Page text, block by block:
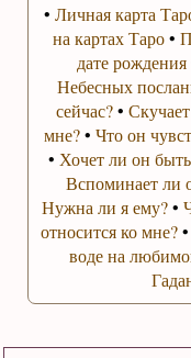
• Личная карта
на картах Таро•
дате рождения
Небесных
сейчас?•
мне?• Что он
• Хочет ли он
Вспоминает ли
Нужна ли я ему?•
относится ко мне?•
воде на